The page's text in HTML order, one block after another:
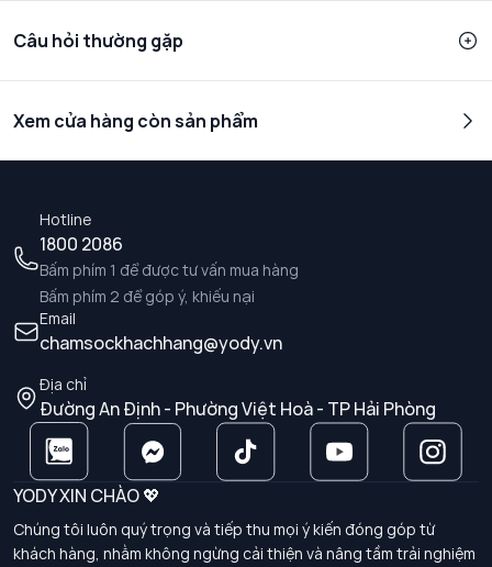
Câu hỏi thường gặp
Xem cửa hàng còn sản phẩm
Hotline
1800 2086
Bấm phím 1 để được tư vấn mua hàng
Bấm phím 2 để góp ý, khiếu nại
Email
chamsockhachhang@yody.vn
Địa chỉ
Đường An Định - Phường Việt Hoà - TP Hải Phòng
YODY XIN CHÀO 💖
Chúng tôi luôn quý trọng và tiếp thu mọi ý kiến đóng góp từ
khách hàng, nhằm không ngừng cải thiện và nâng tầm trải nghiệm